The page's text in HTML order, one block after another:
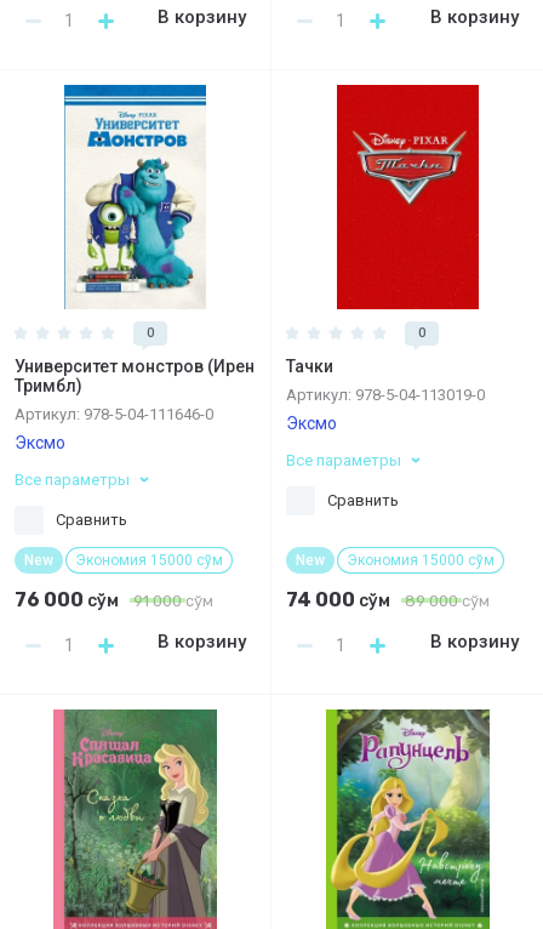
В корзину В корзину
0
Университет монстров (Ирен
Тримбл)
Артикул: 978-5-04-111646-0
Эксмо
Все параметры
Сравнить
New Экономия 15000 сўм
76 000 сўм 91 000сўм
В корзину
0
Тачки
Артикул: 978-5-04-113019-0
Эксмо
Все параметры
Сравнить
New Экономия 15000 сўм
74 000 сўм 89 000сўм
В корзину